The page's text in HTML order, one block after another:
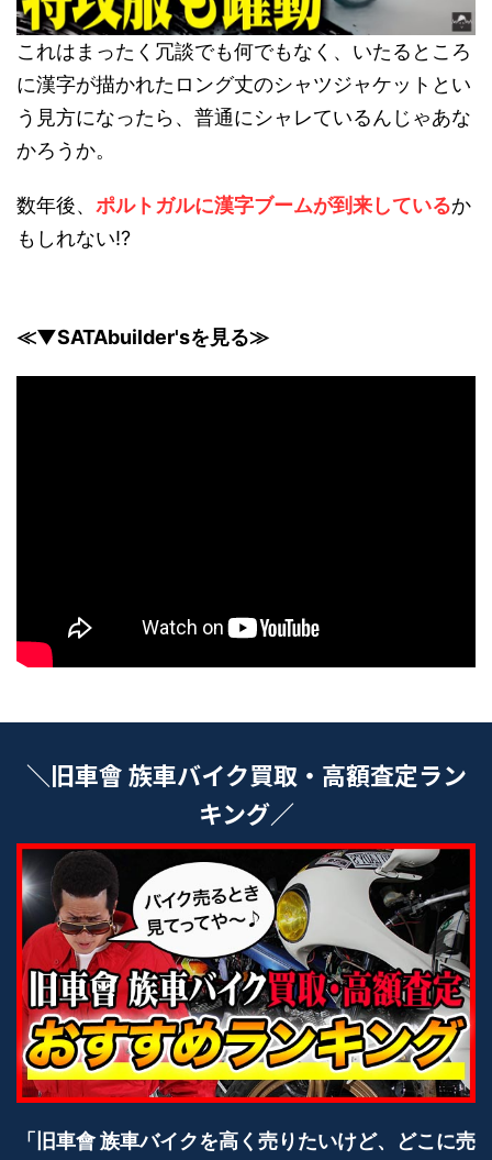
これはまったく冗談でも何でもなく、いたるところ
に漢字が描かれたロング丈のシャツジャケットとい
う見方になったら、普通にシャレているんじゃあな
かろうか。
数年後、 ポルトガルに漢字ブームが到来しているか
もしれない!?
≪▼SATAbuilder'sを見る≫
＼旧車會 族車バイク買取・高額査定ラン
キング／
「旧車會 族車バイクを高く売りたいけど、どこに売